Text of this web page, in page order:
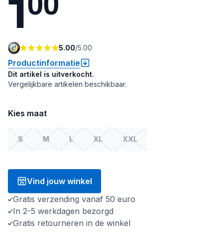
5.00/5.00
Productinformatie
Dit artikel is uitverkocht.
Vergelijkbare artikelen beschikbaar.
Kies maat
S M L XL XXL
Vind jouw winkel
Gratis verzending vanaf 50 euro
In 2-5 werkdagen bezorgd
Gratis retourneren in de winkel